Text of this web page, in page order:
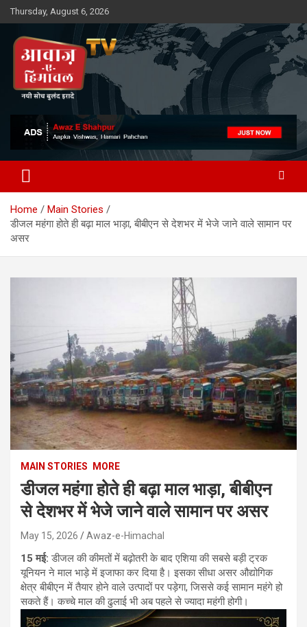
Skip
to
content
Thursday, August 6, 2026
Awaz-E-Shahpur
Home
Main Stories
डीजल महंगा होते ही बढ़ा माल भाड़ा, बीबीएन से देशभर में भेजे जाने वाले सामान पर
असर
MAIN STORIES MORE
डीजल महंगा होते ही बढ़ा माल भाड़ा, बीबीएन
से देशभर में भेजे जाने वाले सामान पर असर
May 15, 2026 Awaz-e-Himachal
15 मई:डीजल की कीमतों में बढ़ोतरी के बाद एशिया की सबसे बड़ी ट्रक
यूनियन ने माल भाड़े में इजाफा कर दिया है। इसका सीधा असर औद्योगिक
क्षेत्र बीबीएन में तैयार होने वाले उत्पादों पर पड़ेगा, जिससे कई सामान महंगे हो
सकते हैं। कच्चे माल की ढुलाई भी अब पहले से ज्यादा महंगी होगी।